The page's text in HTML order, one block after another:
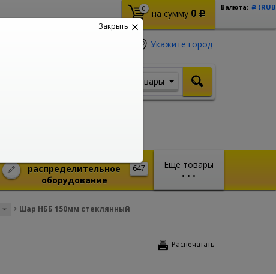
0 на сумму 0 Р
Валюта: Р
Укажите город
Товары
Еще товары
• • •
647
распределительное
оборудование
Шар НББ 150мм стеклянный
Распечатать
Закрыть